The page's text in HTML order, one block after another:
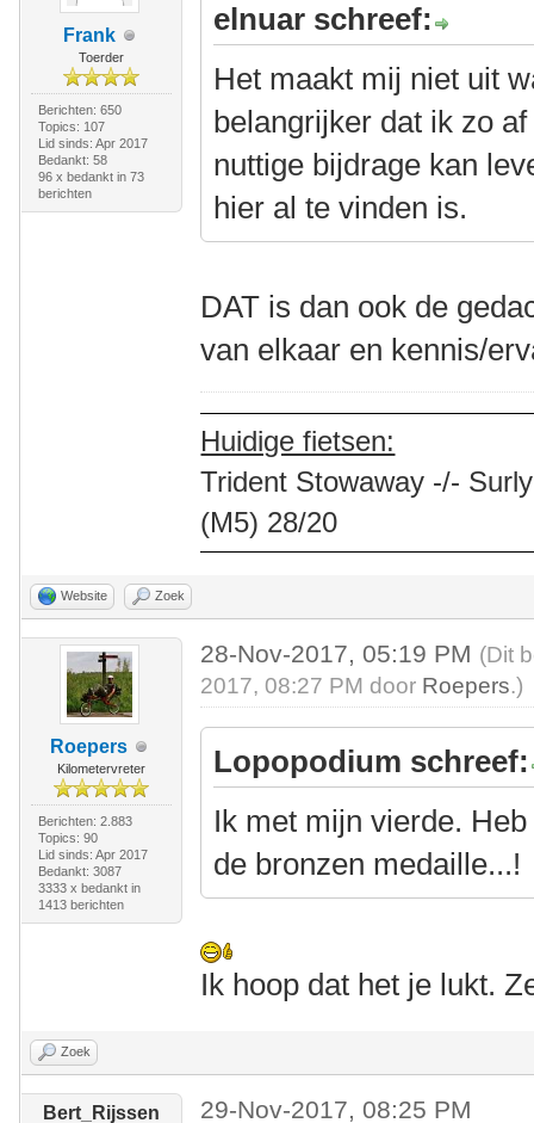
Frank
Toerder
Berichten: 650
Topics: 107
Lid sinds: Apr 2017
Bedankt: 58
96 x bedankt in 73
berichten
elnuar schreef:
Het maakt mij niet uit
belangrijker dat ik zo
nuttige bijdrage kan
hier al te vinden is.
DAT is dan ook de
van elkaar en kennis/
Huidige fietsen:
Trident Stowaway -/-
(M5) 28/20
Website Zoek
Roepers
Kilometervreter
Berichten: 2.883
Topics: 90
Lid sinds: Apr 2017
Bedankt: 3087
3333 x bedankt in
1413 berichten
28-Nov-2017, 05:19 PM (Dit
2017, 08:27 PM door Roepers.)
Lopopodium schreef:
Ik met mijn vierde.
de bronzen medaille...!
Ik hoop dat het je lukt.
Zoek
Bert_Rijssen 29-Nov-2017, 08:25 PM